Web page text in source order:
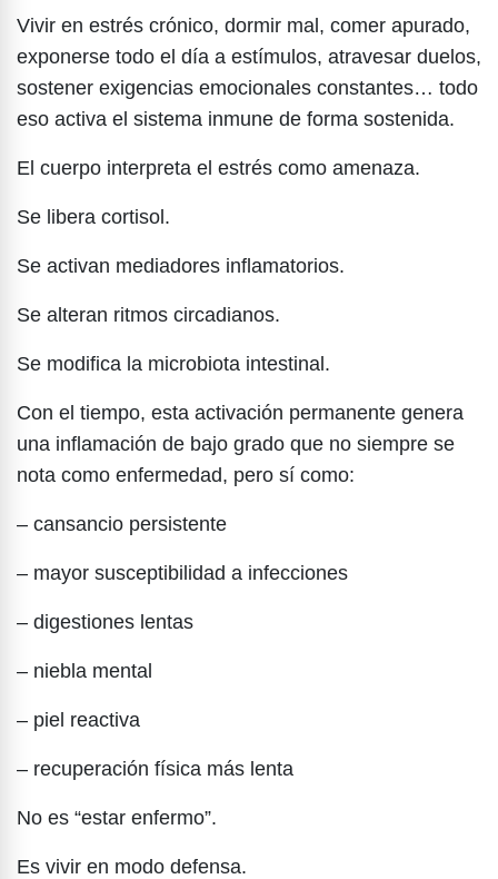
Vivir en estrés crónico, dormir mal, comer apurado,
exponerse todo el día a estímulos, atravesar duelos,
sostener exigencias emocionales constantes… todo
eso activa el sistema inmune de forma sostenida.
El cuerpo interpreta el estrés como amenaza.
Se libera cortisol.
Se activan mediadores inflamatorios.
Se alteran ritmos circadianos.
Se modifica la microbiota intestinal.
Con el tiempo, esta activación permanente genera
una inflamación de bajo grado que no siempre se
nota como enfermedad, pero sí como:
– cansancio persistente
– mayor susceptibilidad a infecciones
– digestiones lentas
– niebla mental
– piel reactiva
– recuperación física más lenta
No es “estar enfermo”.
Es vivir en modo defensa.